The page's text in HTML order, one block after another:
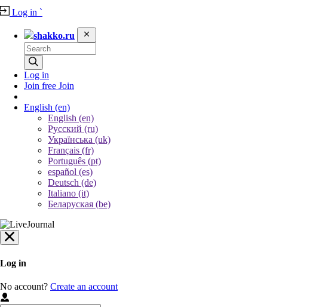
Log in `
shakko.ru
Log in
Join free Join
English (en)
English (en)
Русский (ru)
Українська (uk)
Français (fr)
Português (pt)
español (es)
Deutsch (de)
Italiano (it)
Беларуская (be)
Log in
No account? Create an account